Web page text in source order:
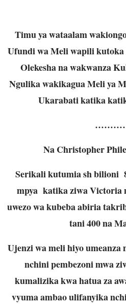
Timu ya wataalam
Ufundi wa Meli wapili
Olekesha na wakwanza
Ngulika wakikagua Meli ya
Ukarabati katika
Na Christopher
Serikali kutumia sh bilioni
mpya katika ziwa Victoria
uwezo wa kubeba abiria
tani 400 na
Ujenzi wa meli hiyo umeanza
nchini pembezoni mwa
kumalizika kwa hatua za
vyuma ambao ulifanyika